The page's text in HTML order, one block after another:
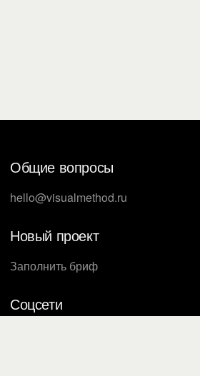
Общие вопросы
hello@visualmethod.ru
Новый проект
Заполнить бриф
Соцсети